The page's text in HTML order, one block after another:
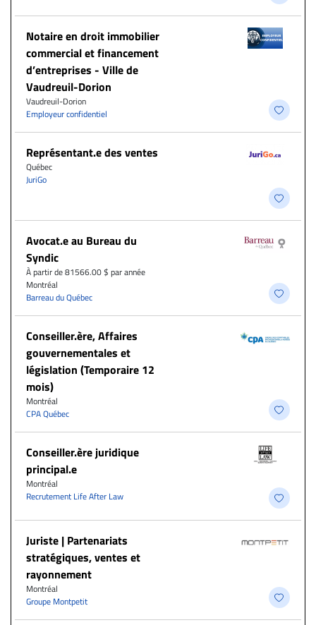
Notaire en droit immobilier
commercial et financement
d’entreprises - Ville de
Vaudreuil-Dorion
Vaudreuil-Dorion
Employeur confidentiel
Représentant.e des ventes
Québec
JuriGo
Avocat.e au Bureau du
Syndic
À partir de 81566.00 $ par année
Montréal
Barreau du Québec
Conseiller.ère, Affaires
gouvernementales et
législation (Temporaire 12
mois)
Montréal
CPA Québec
Conseiller.ère juridique
principal.e
Montréal
Recrutement Life After Law
Juriste | Partenariats
stratégiques, ventes et
rayonnement
Montréal
Groupe Montpetit